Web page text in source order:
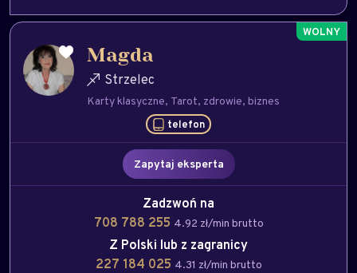
Magda
Strzelec
Karty klasyczne Tarot zdrowie biznes
telefon
Zapytaj eksperta
Zadzwoń na
708 788 255 4.92 zł/min brutto
Z Polski lub z zagranicy
227 184 025 4.31 zł/min brutto